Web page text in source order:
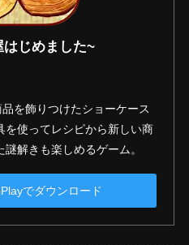
じめました~
を飾りつけたショーケース
を使ってレシピから新しい商
解きも楽しめるゲーム。
でダウンロード